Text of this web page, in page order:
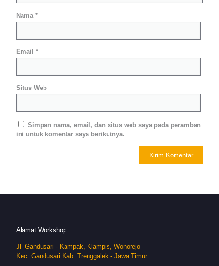
Nama *
Email *
Situs Web
Simpan nama, email, dan situs web saya pada peramban
ini untuk komentar saya berikutnya.
Alamat Workshop
Jl. Gandusari - Kampak, Klampis, Wonorejo
Kec. Gandusari Kab. Trenggalek - Jawa Timur